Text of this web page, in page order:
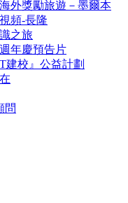
外獎勵旅遊－墨爾本
頻-長隆
之旅
年慶預告片
建校』公益計劃
問